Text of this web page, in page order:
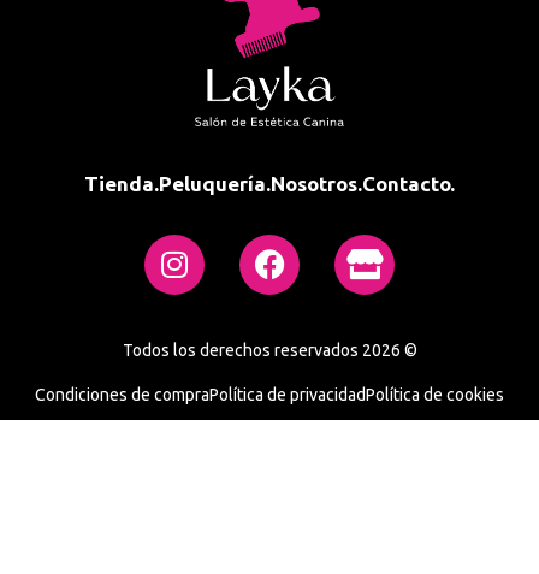
Tienda.Peluquería.Nosotros.Contacto.
Todos los derechos reservados 2026 ©
Condiciones de compraPolítica de privacidadPolítica de cookies